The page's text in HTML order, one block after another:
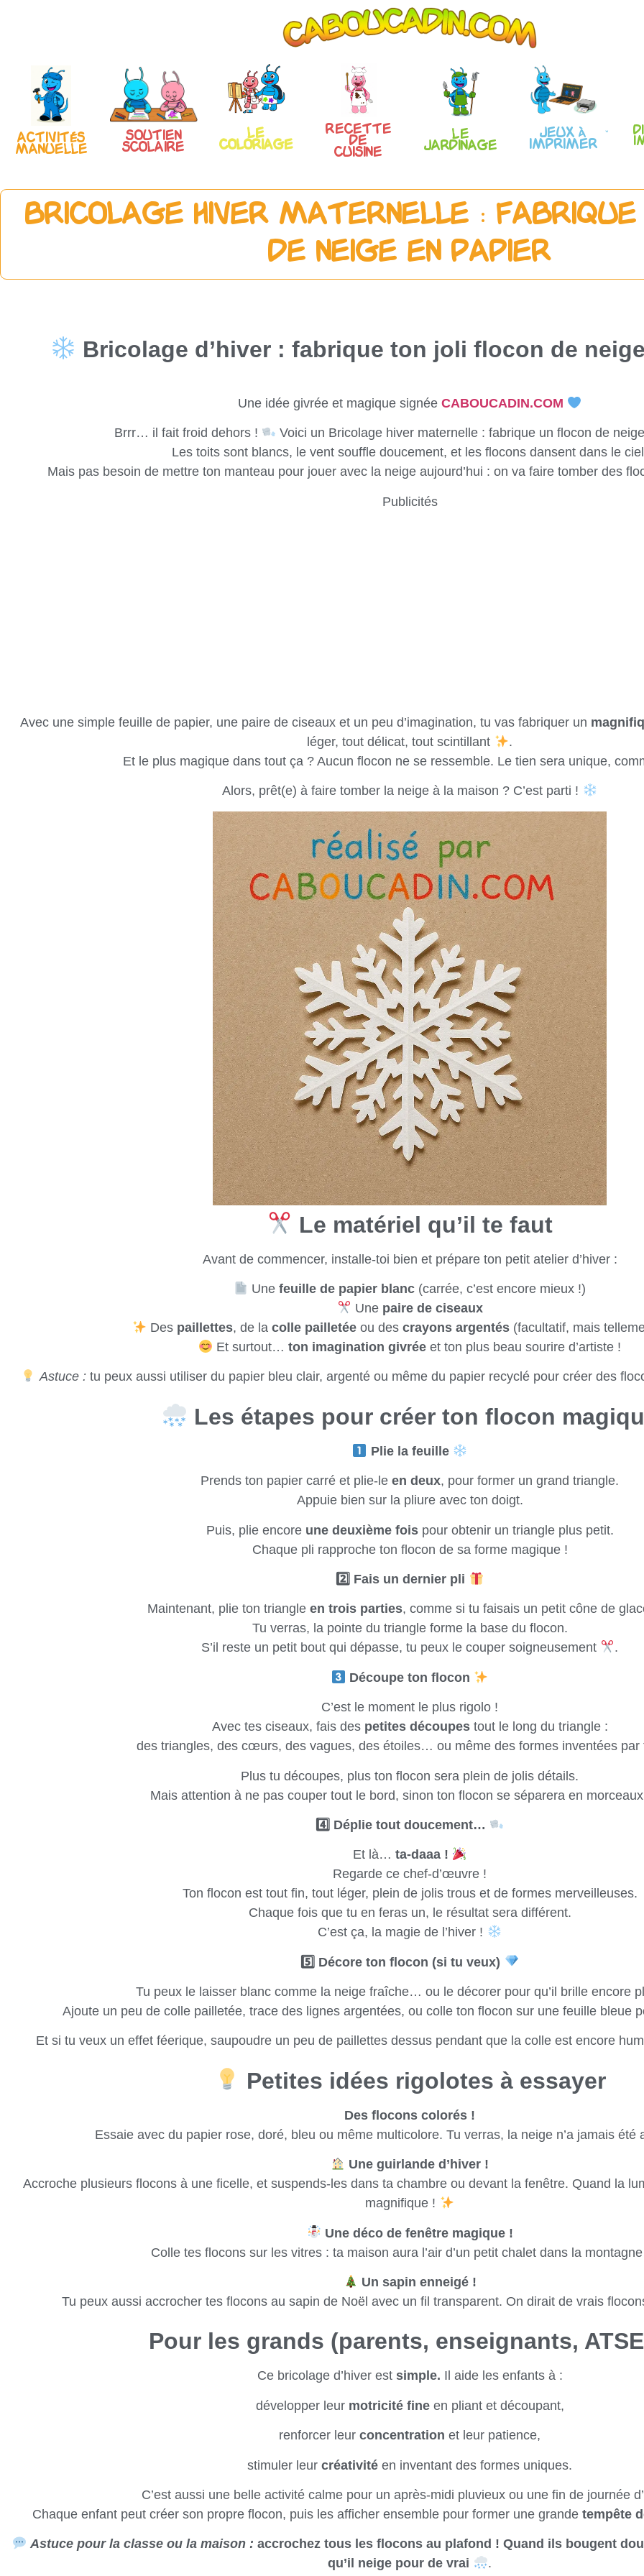
Activités
manuelle
Soutien
scolaire
Le
coloriage
Recette
de
Cuisine
Le
Jardinage
Jeux à
imprimer
Bricolage hiver maternelle : fabrique
de neige en papier
Bricolage d’hiver : fabrique ton joli flocon de
Une idée givrée et magique signée CABOUCADIN.COM
Brrr… il fait froid dehors !
Voici un Bricolage hiver maternelle : fabrique un flocon de
Les toits sont blancs, le vent souffle doucement, et les flocons dansent dans le
Mais pas besoin de mettre ton manteau pour jouer avec la neige aujourd’hui : on va faire tomber des
Publicités
Avec une simple feuille de papier, une paire de ciseaux et un peu d’imagination, tu vas fabriquer un
léger, tout délicat, tout scintillant
.
Et le plus magique dans tout ça ? Aucun flocon ne se ressemble. Le tien sera unique,
Alors, prêt(e) à faire tomber la neige à la maison ? C’est parti !
Le matériel qu’il te faut
Avant de commencer, installe-toi bien et prépare ton petit atelier d’hiver :
Unefeuille de papier blanc (carrée, c’est encore mieux !)
Une paire de ciseaux
Des paillettes, de lacolle pailletée ou descrayons argentés (facultatif, mais
Et surtout…ton imagination givrée et ton plus beau sourire d’artiste !
Astuce :tu peux aussi utiliser du papier bleu clair, argenté ou même du papier recyclé pour créer des
Les étapes pour créer ton flocon
Plie la feuille
Prends ton papier carré et plie-le en deux, pour former un grand triangle.
Appuie bien sur la pliure avec ton doigt.
Puis, plie encore une deuxième foispour obtenir un triangle plus petit.
Chaque pli rapproche ton flocon de sa forme magique !
2️ Fais un dernier pli
Maintenant, plie ton triangleen trois parties, comme si tu faisais un petit cône de
Tu verras, la pointe du triangle forme la base du flocon.
S’il reste un petit bout qui dépasse, tu peux le couper soigneusement
.
Découpe ton flocon
C’est le moment le plus rigolo !
Avec tes ciseaux, fais des petites découpestout le long du triangle :
des triangles, des cœurs, des vagues, des étoiles… ou même des formes inventées par
Plus tu découpes, plus ton flocon sera plein de jolis détails.
Mais attention à ne pas couper tout le bord, sinon ton flocon se séparera en
4️ Déplie tout doucement…
Et là… ta-daaa !
Regarde ce chef-d’œuvre !
Ton flocon est tout fin, tout léger, plein de jolis trous et de formes merveilleuses.
Chaque fois que tu en feras un, le résultat sera différent.
C’est ça, la magie de l’hiver !
5️ Décore ton flocon (si tu veux)
Tu peux le laisser blanc comme la neige fraîche… ou le décorer pour qu’il brille encore
Ajoute un peu de colle pailletée, trace des lignes argentées, ou colle ton flocon sur une feuille bleue
Et si tu veux un effet féerique, saupoudre un peu de paillettes dessus pendant que la colle est encore
Petites idées rigolotes à essayer
Des flocons colorés !
Essaie avec du papier rose, doré, bleu ou même multicolore. Tu verras, la neige n’a jamais été
Une guirlande d’hiver !
Accroche plusieurs flocons à une ficelle, et suspends-les dans ta chambre ou devant la fenêtre. Quand la
magnifique !
Une déco de fenêtre magique !
Colle tes flocons sur les vitres : ta maison aura l’air d’un petit chalet dans la
Un sapin enneigé !
Tu peux aussi accrocher tes flocons au sapin de Noël avec un fil transparent. On dirait de vrais
Pour les grands (parents, enseignants,
Ce bricolage d’hiver est simple. Il aide les enfants à :
développer leur motricité fineen pliant et découpant,
renforcer leur concentration et leur patience,
stimuler leur créativité en inventant des formes uniques.
C’est aussi une belle activité calme pour un après-midi pluvieux ou une fin de journée
Chaque enfant peut créer son propre flocon, puis les afficher ensemble pour former une grande tempête
Astuce pour la classe ou la maison : accrochez tous les flocons au plafond ! Quand ils bougent
qu’il neige pour de vrai
.